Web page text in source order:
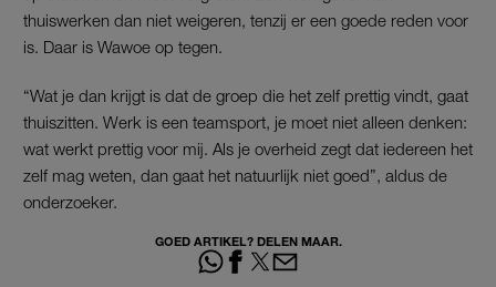
thuiswerken dan niet weigeren, tenzij er een goede reden voor
is. Daar is Wawoe op tegen.
“Wat je dan krijgt is dat de groep die het zelf prettig vindt, gaat
thuiszitten. Werk is een teamsport, je moet niet alleen denken:
wat werkt prettig voor mij. Als je overheid zegt dat iedereen het
zelf mag weten, dan gaat het natuurlijk niet goed”, aldus de
onderzoeker.
GOED ARTIKEL? DELEN MAAR.